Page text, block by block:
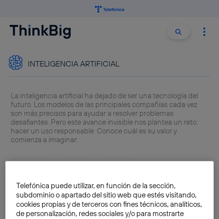
Buscar
INTELIGENCIA ARTIFICIAL
La inteligencia artificial ha dejado de ser una tecnología del
futuro. Los modelos de las principales compañías cada vez
son más precisos para ayudar a resolver problemas
desafiantes. Pero este avance invisible nos plantea un reto:
hacer un uso responsable. Conoce cuál es su valor y
comienza a imaginar.
Alternativas ChatGPT Ley Inteligencia Artificial
¿Abre la IA en el cine una
Telefónica puede utilizar, en función de la sección,
subdominio o apartado del sitio web que estés visitando,
cookies propias y de terceros con fines técnicos, analíticos,
de personalización, redes sociales y/o para mostrarte